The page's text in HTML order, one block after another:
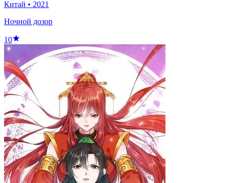
Китай • 2021
Ночной дозор
10